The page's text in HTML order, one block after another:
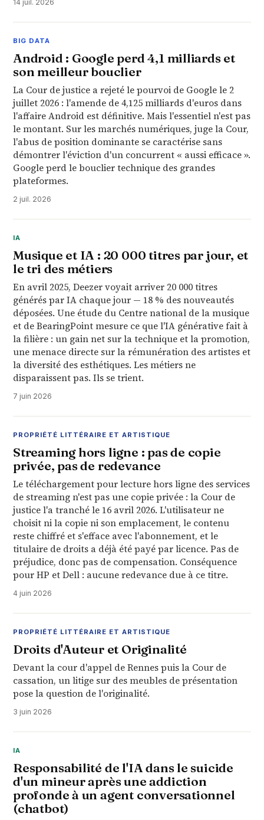
14 juil. 2026
BIG DATA
Android : Google perd 4,1 milliards et
son meilleur bouclier
La Cour de justice a rejeté le pourvoi de Google le 2
juillet 2026 : l'amende de 4,125 milliards d'euros dans
l'affaire Android est définitive. Mais l'essentiel n'est pas
le montant. Sur les marchés numériques, juge la Cour,
l'abus de position dominante se caractérise sans
démontrer l'éviction d'un concurrent « aussi efficace ».
Google perd le bouclier technique des grandes
plateformes.
2 juil. 2026
IA
Musique et IA : 20 000 titres par jour, et
le tri des métiers
En avril 2025, Deezer voyait arriver 20 000 titres
générés par IA chaque jour — 18 % des nouveautés
déposées. Une étude du Centre national de la musique
et de BearingPoint mesure ce que l'IA générative fait à
la filière : un gain net sur la technique et la promotion,
une menace directe sur la rémunération des artistes et
la diversité des esthétiques. Les métiers ne
disparaissent pas. Ils se trient.
7 juin 2026
PROPRIÉTÉ LITTÉRAIRE ET ARTISTIQUE
Streaming hors ligne : pas de copie
privée, pas de redevance
Le téléchargement pour lecture hors ligne des services
de streaming n'est pas une copie privée : la Cour de
justice l'a tranché le 16 avril 2026. L'utilisateur ne
choisit ni la copie ni son emplacement, le contenu
reste chiffré et s'efface avec l'abonnement, et le
titulaire de droits a déjà été payé par licence. Pas de
préjudice, donc pas de compensation. Conséquence
pour HP et Dell : aucune redevance due à ce titre.
4 juin 2026
PROPRIÉTÉ LITTÉRAIRE ET ARTISTIQUE
Droits d'Auteur et Originalité
Devant la cour d'appel de Rennes puis la Cour de
cassation, un litige sur des meubles de présentation
pose la question de l'originalité.
3 juin 2026
IA
Responsabilité de l'IA dans le suicide
d'un mineur après une addiction
profonde à un agent conversationnel
(chatbot)